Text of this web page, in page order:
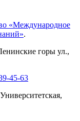
«Международное
.
горы ул.,
45-63